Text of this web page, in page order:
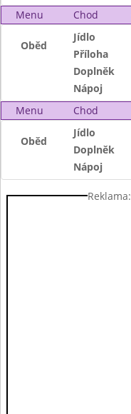
Menu
Chod
Oběd
Jídlo
Příloha
Doplněk
Nápoj
Menu
Chod
Oběd
Jídlo
Doplněk
Nápoj
Reklama: